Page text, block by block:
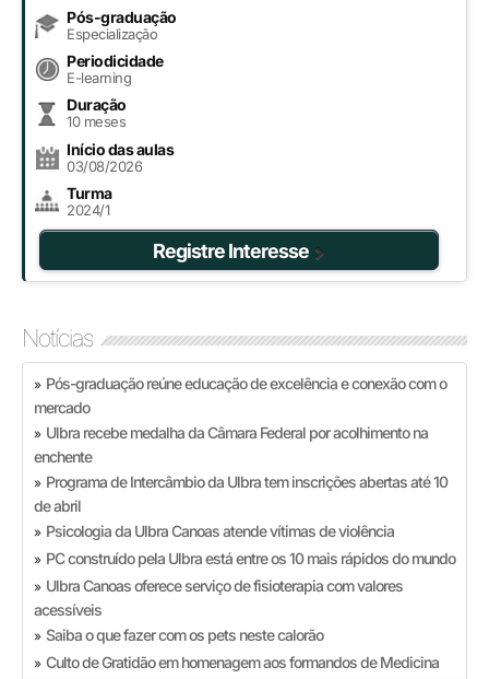
Pós-graduação
Especialização
Periodicidade
E-learning
Duração
10 meses
Início das aulas
03/08/2026
Turma
2024/1
Registre Interesse
Notícias
» Pós-graduação reúne educação de excelência e conexão com o
mercado
» Ulbra recebe medalha da Câmara Federal por acolhimento na
enchente
» Programa de Intercâmbio da Ulbra tem inscrições abertas até 10
de abril
» Psicologia da Ulbra Canoas atende vítimas de violência
» PC construído pela Ulbra está entre os 10 mais rápidos do mundo
» Ulbra Canoas oferece serviço de fisioterapia com valores
acessíveis
» Saiba o que fazer com os pets neste calorão
» Culto de Gratidão em homenagem aos formandos de Medicina